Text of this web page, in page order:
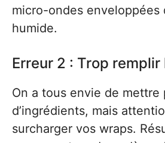
micro-ondes enveloppées
humide.
Erreur 2 : Trop
On a tous envie de mettre
d’ingrédients, mais
surcharger vos wraps.